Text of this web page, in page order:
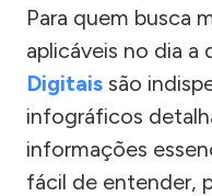
Para quem busca
aplicáveis no dia a
Digitais são
infográficos
informações
fácil de entender,